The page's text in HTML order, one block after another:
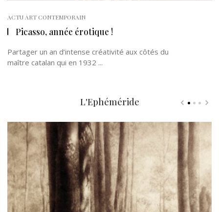
ACTU ART CONTEMPORAIN
Picasso, année érotique !
Partager un an d’intense créativité aux côtés du
maître catalan qui en 1932 ...
L'Ephéméride